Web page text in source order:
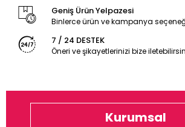
Geniş Ürün Yelpazesi
Binlerce ürün ve kampanya
7 / 24 DESTEK
Öneri ve şikayetlerinizi bize
Kurumsal